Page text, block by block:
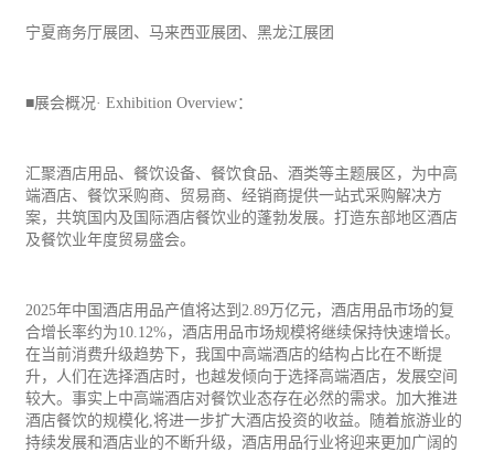
宁夏商务厅展团、马来西亚展团、黑龙江展团
■展会概况· Exhibition Overview：
汇聚酒店用品、餐饮设备、餐饮食品、酒类等主题展区，为中高
端酒店、餐饮采购商、 贸易商、经销商提供一站式采购解决方
案，共筑国内及国际酒店餐饮业的蓬勃发展。打造东部地区酒店
及餐饮业年度贸易盛会。
2025年中国酒店用品产值将达到2.89万亿元，酒店用品市场的复
合增长率约为10.12%，酒店用品市场规模将继续保持快速增长。
在当前消费升级趋势下，我国中高端酒店的结构占比在不断提
升，人们在选择酒店时，也越发倾向于选择高端酒店，发展空间
较大。事实上中高端酒店对餐饮业态存在必然的需求。加大推进
酒店餐饮的规模化,将进一步扩大酒店投资的收益。随着旅游业的
持续发展和酒店业的不断升级，酒店用品行业将迎来更加广阔的